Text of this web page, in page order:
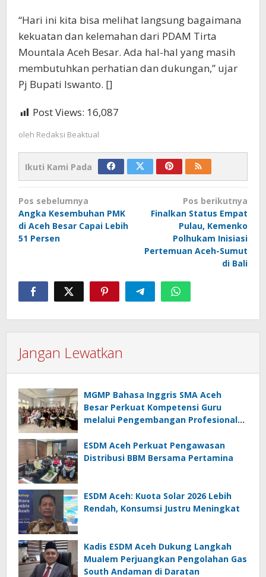
“Hari ini kita bisa melihat langsung bagaimana
kekuatan dan kelemahan dari PDAM Tirta
Mountala Aceh Besar. Ada hal-hal yang masih
membutuhkan perhatian dan dukungan,” ujar
Pj Bupati Iswanto. []
Post Views: 16,087
oleh Redaksi Beaktual
Ikuti Kami Pada
Navigasi
pos
Pos sebelumnya
Angka Kesembuhan PMK
di Aceh Besar Capai Lebih
51 Persen
Pos berikutnya
Finalkan Status Empat
Pulau, Kemenko
Polhukam Inisiasi
Pertemuan Aceh-Sumut
di Bali
Jangan Lewatkan
MGMP Bahasa Inggris SMA Aceh
Besar Perkuat Kompetensi Guru
melalui Pengembangan Profesional
ESDM Aceh Perkuat Pengawasan
Distribusi BBM Bersama Pertamina
ESDM Aceh: Kuota Solar 2026 Lebih
Rendah, Konsumsi Justru Meningkat
Kadis ESDM Aceh Dukung Langkah
Mualem Perjuangkan Pengolahan Gas
South Andaman di Daratan